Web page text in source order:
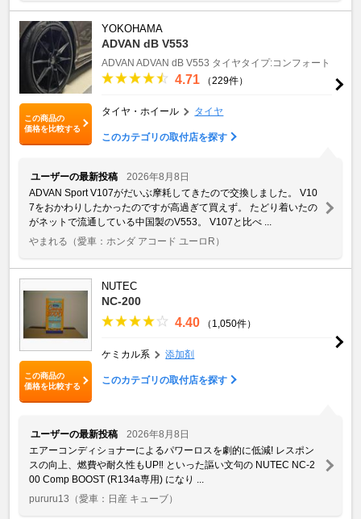
この商品の
価格を比較する
YOKOHAMA
ADVAN dB V553
ADVAN ADVAN dB V553 タイヤタイプ:コンフォート
4.71 （229件）
タイヤ・ホイール タイヤ
このカテゴリの取付店を探す
ユーザーの最新投稿
2026年8月8日
ADVAN Sport V107がだいぶ摩耗してきたので交換しました。 V10
7をおかわりしたかったのですが高過ぎて買えず。 たどり着いたの
がネットで流通している中国製のV553。 V107と比べ ...
やまれる （愛車：ホンダ アコード ユーロR）
この商品の
価格を比較する
NUTEC
NC-200
4.40 （1,050件）
ケミカル系 添加剤
このカテゴリの取付店を探す
ユーザーの最新投稿
2026年8月8日
エアーコンディショナーによるパワーロスを劇的に低減! レスポン
スの向上、燃費や耐久性もUP‼︎ といった謳い文句の NUTEC NC-2
00 Comp BOOST (R134a専用) になり ...
pururu13 （愛車：日産 キューブ）